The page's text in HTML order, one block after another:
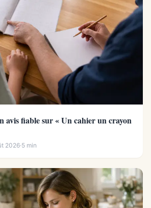
avis fiable sur « Un cahier un crayon
2026·5 min